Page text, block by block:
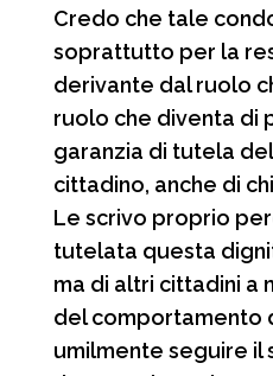
Credo che tale
soprattutto per la
derivante dal ruolo
ruolo che diventa di
garanzia di tutela
cittadino, anche di
Le scrivo proprio
tutelata questa
ma di altri cittadini a
del comportamento
umilmente seguire il